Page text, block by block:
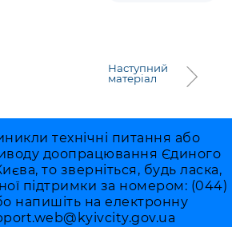
Наступний
матеріал
технічні питання або
доопрацювання Єдиного
то зверніться, будь ласка,
підтримки за номером: (044)
напишіть на електронну